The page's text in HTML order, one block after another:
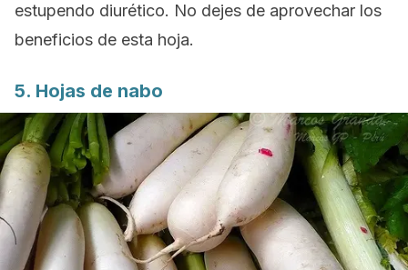
estupendo diurético. No dejes de aprovechar los
beneficios de esta hoja.
5. Hojas de nabo